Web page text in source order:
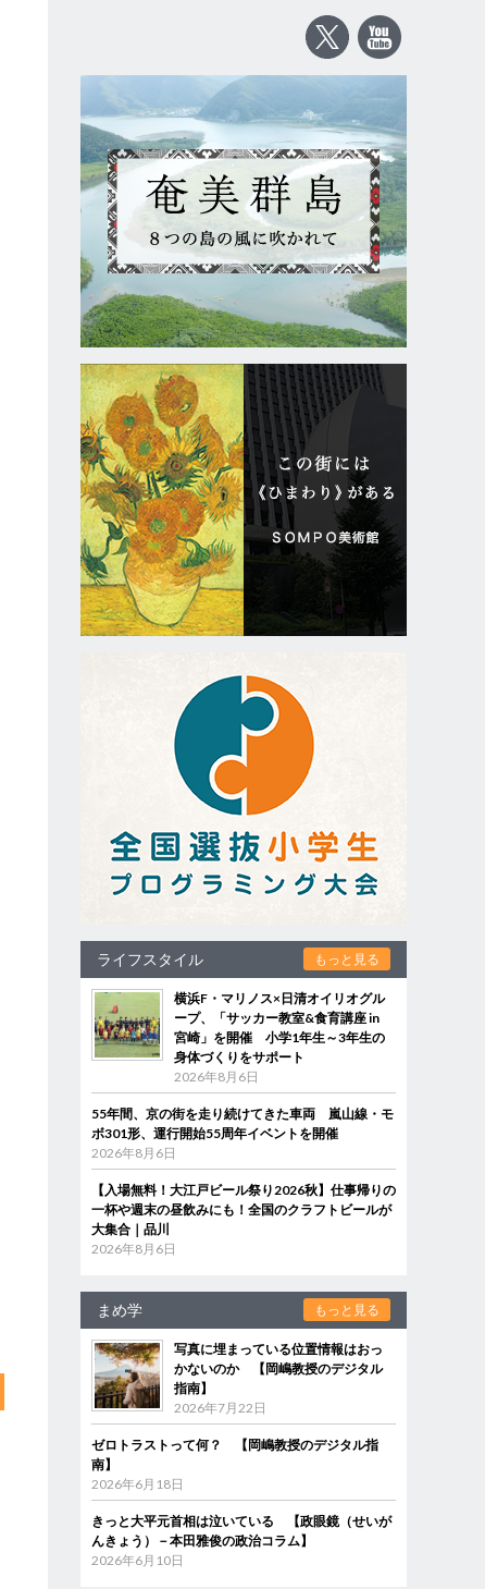
ライフスタイル もっと見る
横浜F・マリノス×日清オイリオグル
ープ、「サッカー教室&食育講座 in
宮崎」を開催 小学1年生～3年生の
身体づくりをサポート
2026年8月6日
55年間、京の街を走り続けてきた車両 嵐山線・モ
ボ301形、運行開始55周年イベントを開催
2026年8月6日
【入場無料！大江戸ビール祭り2026秋】仕事帰りの
一杯や週末の昼飲みにも！全国のクラフトビールが
大集合｜品川
2026年8月6日
まめ学 もっと見る
写真に埋まっている位置情報はおっ
かないのか 【岡嶋教授のデジタル
指南】
2026年7月22日
ゼロトラストって何？ 【岡嶋教授のデジタル指
南】
2026年6月18日
きっと大平元首相は泣いている 【政眼鏡（せいが
んきょう）－本田雅俊の政治コラム】
2026年6月10日